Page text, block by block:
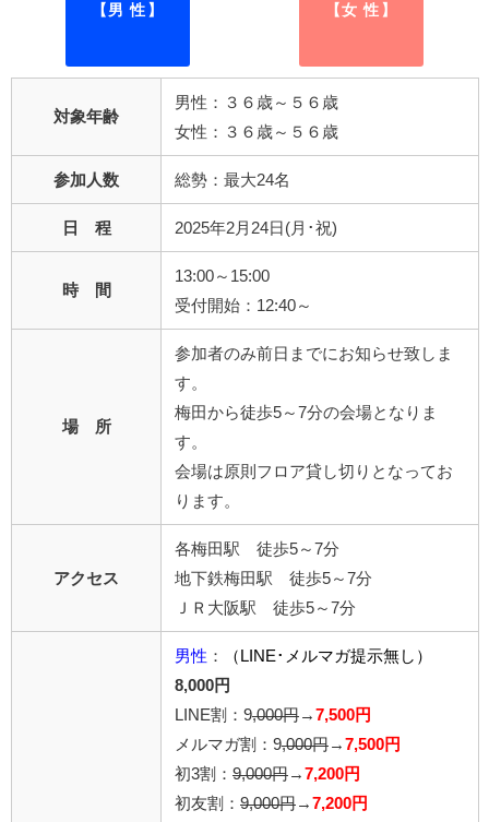
【男 性】 【女 性】
対象年齢
男性：３６歳～５６歳
女性：３６歳～５６歳
参加人数 総勢：最大24名
日 程 2025年2月24日(月･祝)
時 間
13:00～15:00
受付開始：12:40～
場 所
参加者のみ前日までにお知らせ致しま
す。
梅田から徒歩5～7分の会場となりま
す。
会場は原則フロア貸し切りとなってお
ります。
アクセス
各梅田駅 徒歩5～7分
地下鉄梅田駅 徒歩5～7分
ＪＲ大阪駅 徒歩5～7分
男性 ：
（LINE･メルマガ提示無し）
8,000円
LINE割：9,000円 → 7,500円
メルマガ割：9,000円 → 7,500円
初3割： 9,000円 → 7,200円
初友割： 9,000円 → 7,200円